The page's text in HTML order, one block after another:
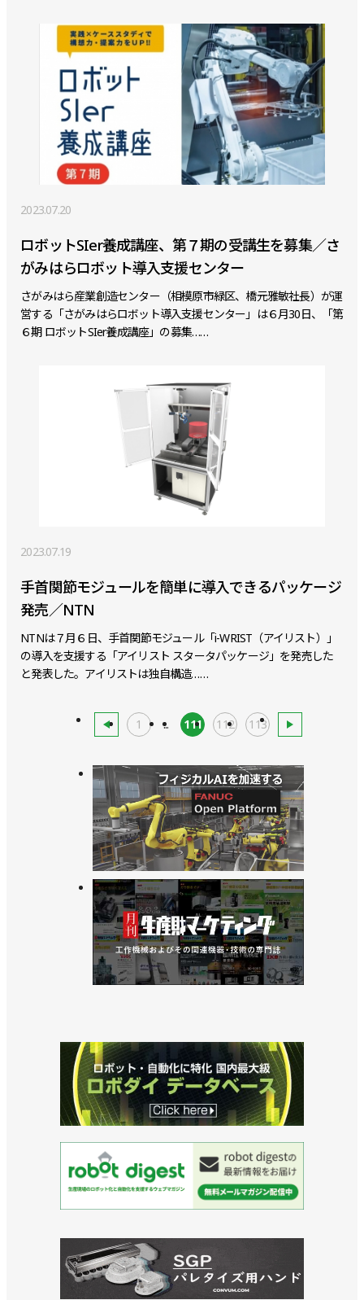
2023.07.20
ロボットSIer養成講座、第７期の受講生を募集／さ
がみはらロボット導入支援センター
さがみはら産業創造センター（相模原市緑区、橋元雅敏社長）が運
営する「さがみはらロボット導入支援センター」は６月30日、「第
６期 ロボットSIer養成講座」の募集……
2023.07.19
手首関節モジュールを簡単に導入できるパッケージ
発売／NTN
NTNは７月６日、手首関節モジュール「i-WRIST（アイリスト）」
の導入を支援する「アイリスト スタータパッケージ」を発売した
と発表した。アイリストは独自構造……
1 ... 111 112 113